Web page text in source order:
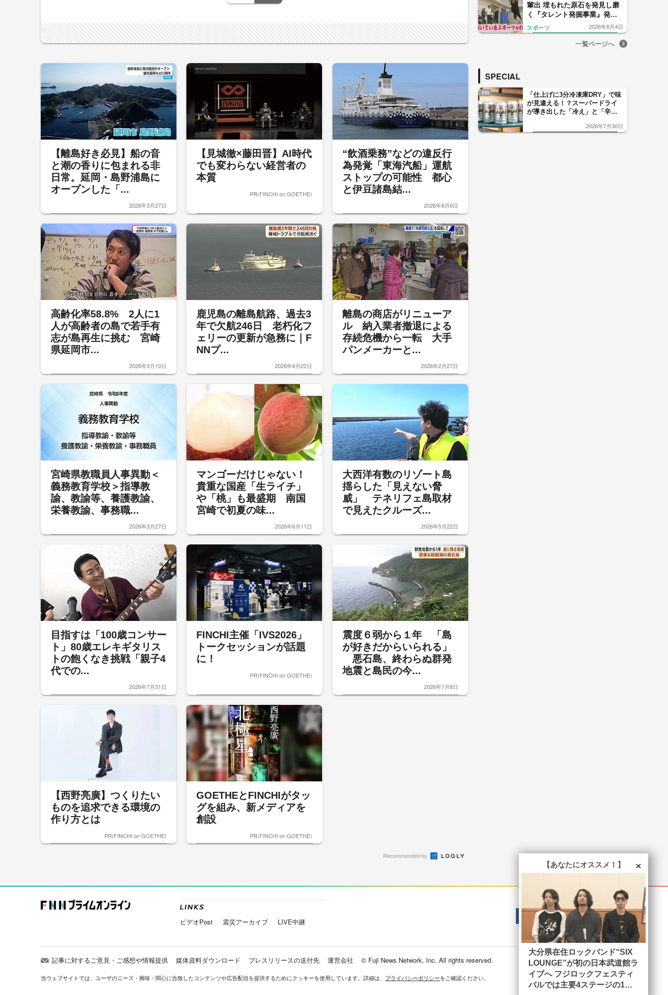
【離島好き必見】船の音
と潮の香りに包まれる非
日常。延岡・島野浦島に
オープンした「...
2026年3月27日
【見城徹×藤田晋】AI時代
でも変わらない経営者の
本質
PR(FINCHI on GOETHE)
“飲酒乗務”などの違反行
為発覚「東海汽船」運航
ストップの可能性 都心
と伊豆諸島結...
2026年8月6日
高齢化率58.8% 2人に1
人が高齢者の島で若手有
志が島再生に挑む 宮崎
県延岡市...
2026年3月10日
鹿児島の離島航路、過去3
年で欠航246日 老朽化フ
ェリーの更新が急務に｜F
NNプ...
2026年6月22日
離島の商店がリニューア
ル 納入業者撤退による
存続危機から一転 大手
パンメーカーと...
2026年2月27日
宮崎県教職員人事異動＜
義務教育学校＞指導教
諭、教諭等、養護教諭、
栄養教諭、事務職...
2026年3月27日
マンゴーだけじゃない！
貴重な国産「生ライチ」
や「桃」も最盛期 南国
宮崎で初夏の味...
2026年6月11日
大西洋有数のリゾート島
揺らした「見えない脅
威」 テネリフェ島取材
で見えたクルーズ...
2026年5月22日
目指すは「100歳コンサー
ト」80歳エレキギタリス
トの飽くなき挑戦「親子4
代での...
2026年7月31日
FINCHI主催「IVS2026」
トークセッションが話題
に！
PR(FINCHI on GOETHE)
震度６弱から１年 「島
が好きだからいられる」
悪石島、終わらぬ群発
地震と島民の今...
2026年7月8日
【西野亮廣】つくりたい
ものを追求できる環境の
作り方とは
PR(FINCHI on GOETHE)
GOETHEとFINCHIがタッ
グを組み、新メディアを
創設
PR(FINCHI on GOETHE)
Recommended by
輩出 埋もれた原石を発見し磨
く『タレント発掘事業』発足
から22年 1000人に1人の“狭き
門” 【福岡発】
スポーツ 2026年8月4日
一覧ページへ
SPECIAL
PR
「仕上げに3分冷凍庫DRY」で味
が見違える！？スーパードライ
が導き出した「冷え」と「辛
した「辛口カーブ」が飲み頃の
2026年7月30日
ビデオPost 震災アーカイブ LIVE中継
Fac
ebo
ok
X
You
Tub
e
Mail
記事に対するご意見・ご感想や情報提供 媒体資料ダウンロード プレスリリースの送付先 運営会社 © Fuji News Network, Inc. All rights reserved.
当ウェブサイトでは、ユーザのニーズ・興味・関⼼に合致したコンテンツや広告配信を提供するためにクッキーを使⽤しています。詳細は、 プライバシーポリシーをご確認ください。
×
【あなたにオススメ！】
大分県在住ロックバンド“SIX
LOUNGE”が初の日本武道館ラ
イブへ フジロックフェスティ
バルでは主要4ステージの1つ